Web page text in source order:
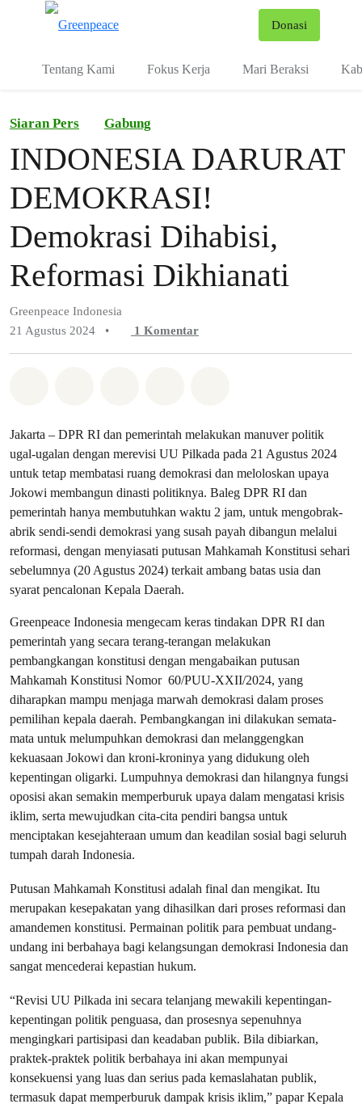
Donasi
Tentang Kami Fokus Kerja Mari Beraksi
Siaran Pers Gabung
INDONESIA DARURAT
DEMOKRASI!
Demokrasi Dihabisi,
Reformasi Dikhianati
Greenpeace Indonesia
21 Agustus 2024
• 1 Komentar
Jakarta – DPR RI dan pemerintah melakukan manuver politik
ugal-ugalan dengan merevisi UU Pilkada pada 21 Agustus 2024
untuk tetap membatasi ruang demokrasi dan meloloskan upaya
Jokowi membangun dinasti politiknya. Baleg DPR RI dan
pemerintah hanya membutuhkan waktu 2 jam, untuk mengobrak-
abrik sendi-sendi demokrasi yang susah payah dibangun melalui
reformasi, dengan menyiasati putusan Mahkamah Konstitusi sehari
sebelumnya (20 Agustus 2024) terkait ambang batas usia dan
syarat pencalonan Kepala Daerah.
Greenpeace Indonesia mengecam keras tindakan DPR RI dan
pemerintah yang secara terang-terangan melakukan
pembangkangan konstitusi dengan mengabaikan putusan
Mahkamah Konstitusi Nomor 60/PUU-XXII/2024, yang
diharapkan mampu menjaga marwah demokrasi dalam proses
pemilihan kepala daerah. Pembangkangan ini dilakukan semata-
mata untuk melumpuhkan demokrasi dan melanggengkan
kekuasaan Jokowi dan kroni-kroninya yang didukung oleh
kepentingan oligarki. Lumpuhnya demokrasi dan hilangnya fungsi
oposisi akan semakin memperburuk upaya dalam mengatasi krisis
iklim, serta mewujudkan cita-cita pendiri bangsa untuk
menciptakan kesejahteraan umum dan keadilan sosial bagi seluruh
tumpah darah Indonesia.
Putusan Mahkamah Konstitusi adalah final dan mengikat. Itu
merupakan kesepakatan yang dihasilkan dari proses reformasi dan
amandemen konstitusi. Permainan politik para pembuat undang-
undang ini berbahaya bagi kelangsungan demokrasi Indonesia dan
sangat mencederai kepastian hukum.
“Revisi UU Pilkada ini secara telanjang mewakili kepentingan-
kepentingan politik penguasa, dan prosesnya sepenuhnya
mengingkari partisipasi dan keadaban publik. Bila dibiarkan,
praktek-praktek politik berbahaya ini akan mempunyai
konsekuensi yang luas dan serius pada kemaslahatan publik,
termasuk dapat memperburuk dampak krisis iklim,” papar Kepala